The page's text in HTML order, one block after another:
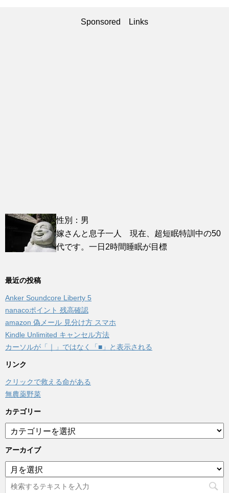
Sponsored Links
性別：男
嫁さんと息子一人 現在、超短眠特訓中の50
代です。一日2時間睡眠が目標
最近の投稿
Anker Soundcore Liberty 5
nanacoポイント 残高確認
amazon 偽メール 見分け方 スマホ
Kindle Unlimited キャンセル方法
カーソルが「｜」ではなく「■」と表示される
リンク
クリックで救える命がある
無農薬野菜
カテゴリー
テ
ゴ
リ
ー
アーカイブ
ア
ー
カ